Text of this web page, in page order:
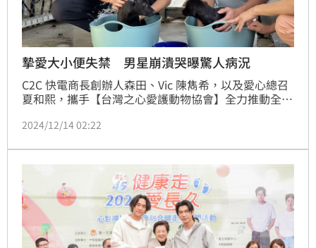
摯愛大小便失禁 男星崩潰哭曝驚人病況
C2C 快電商長創辦人森田、Vic 陳雋希，以及愛心總召
夏和熙，攜手【台灣之心愛護動物協會】全力推動全台
「浪愛滿屋，幸福守護」公益計畫，特別邀來人氣男星
理念傳達，凝聚更大的社會力量。夏和熙打趣說：「沒
有想要讓他們這麼輕易就可以當上大使，把他們直接丟
進狗園體驗一日志工！」蔡維歆
2024/12/14 02:22